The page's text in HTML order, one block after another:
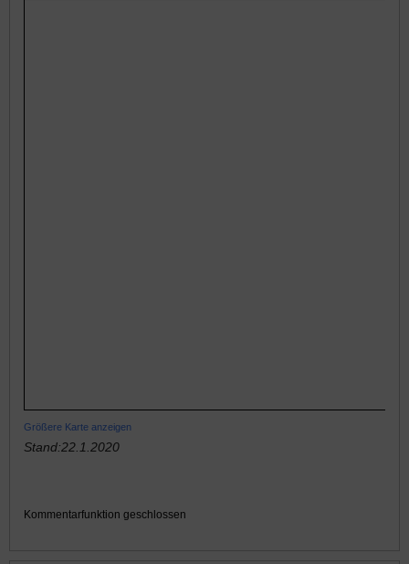
Größere Karte anzeigen
Stand:22.1.2020
Kommentarfunktion geschlossen